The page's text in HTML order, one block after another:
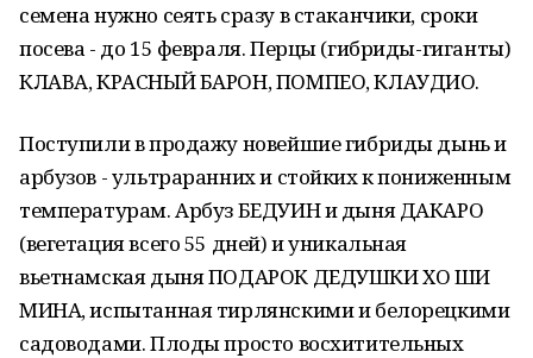
семена нужно сеять сразу в стаканчики, сроки
посева - до 15 февраля. Перцы (гибриды-гиганты)
КЛАВА, КРАСНЫЙ БАРОН, ПОМПЕО, КЛАУДИО.
Поступили в продажу новейшие гибриды дынь и
арбузов - ультраранних и стойких к пониженным
температурам. Арбуз БЕДУИН и дыня ДАКАРО
(вегетация всего 55 дней) и уникальная
вьетнамская дыня ПОДАРОК ДЕДУШКИ ХО ШИ
МИНА, испытанная тирлянскими и белорецкими
садоводами. Плоды просто восхитительных